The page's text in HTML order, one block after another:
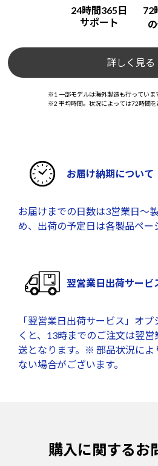
24時間365日
サポート
72
詳しく見る
※1 一部モデルは海外製造も行っていま
※2 平均時間。状況によっては72時間を
お届け納期について
お届けまでの日数は3営業日～
め、出荷の予定日は各製品ペー
翌営業日出荷サービ
「翌営業日出荷サービス」オ
くと、13時までのご注文は翌
送となります。※ 部品状況によ
ない場合がございます。
購入に関するお